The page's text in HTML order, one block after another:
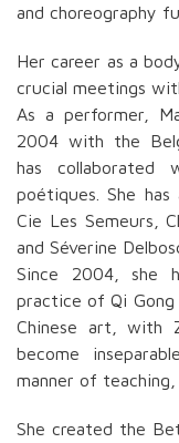
and choreography
Her career as a
crucial meetings
As a performer,
2004 with the
has collaborated
poétiques. She
Cie Les Semeurs,
and Séverine
Since 2004, she
practice of Qi Gong
Chinese art, with
become
manner of
She created the